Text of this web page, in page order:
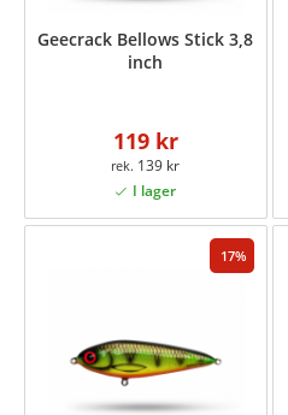
Geecrack Bellows Stick 3,8
inch
119 kr
139 kr
17